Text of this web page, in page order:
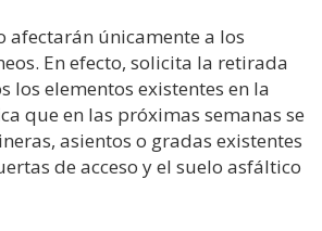
afectarán únicamente a los
En efecto, solicita la retirada
los elementos existentes en la
que en las próximas semanas se
asientos o gradas existentes
de acceso y el suelo asfáltico